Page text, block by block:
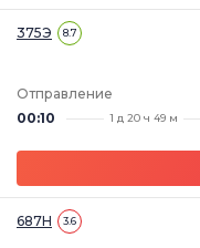
375Э 8.7
Отправление
00:10
1 д 20 ч 49 м
687Н 3.6